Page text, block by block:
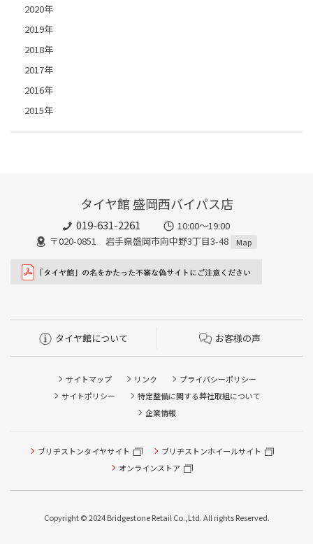
2020年
2019年
2018年
2017年
2016年
2015年
タイヤ館 盛岡西バイパス店
019-631-2261
10:00～19:00
〒020-0851 岩手県盛岡市向中野3丁目3-48
Map
タイヤ館について お客様の声
サイトマップ リンク
プライバシーポリシー
サイトポリシー
特定整備に関する弊社取組について
企業情報
ブリヂストンタイヤサイト
ブリヂストンホイールサイト
オンラインストア
Copyright © 2024 Bridgestone Retail Co.,Ltd. All rights Reserved.
ピット作業の予約